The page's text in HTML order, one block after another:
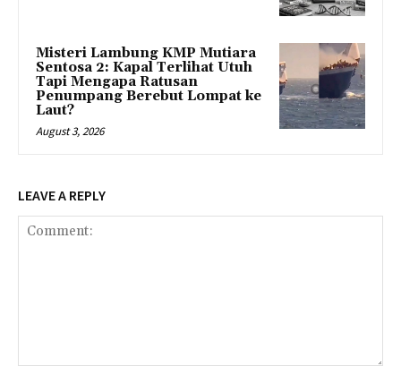
Misteri Lambung KMP Mutiara
Sentosa 2: Kapal Terlihat Utuh
Tapi Mengapa Ratusan
Penumpang Berebut Lompat ke
Laut?
August 3, 2026
LEAVE A REPLY